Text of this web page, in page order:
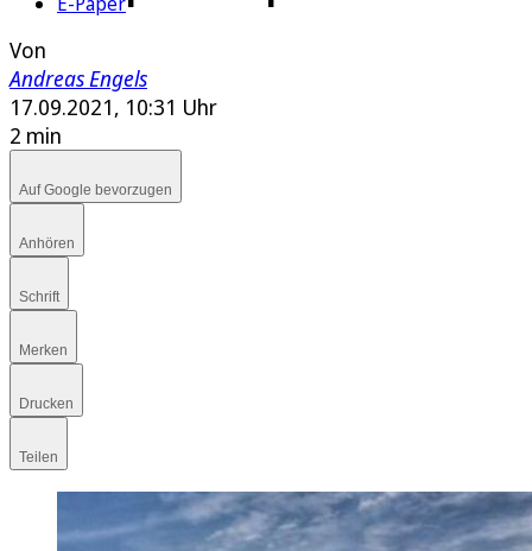
Von
Andreas Engels
17.09.2021, 10:31 Uhr
2 min
Auf Google bevorzugen
Anhören
Schrift
Merken
Drucken
Teilen